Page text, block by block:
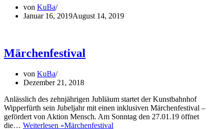
von KuBa
Januar 16, 2019August 14, 2019
Märchenfestival
von KuBa
Dezember 21, 2018
Anlässlich des zehnjährigen Jubliäum startet der Kunstbahnhof
Wipperfürth sein Jubeljahr mit einen inklusiven Märchenfestival –
gefördert von Aktion Mensch. Am Sonntag den 27.01.19 öffnet
die… Weiterlesen »Märchenfestival